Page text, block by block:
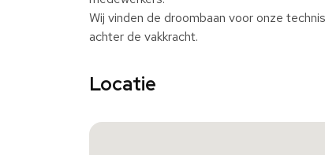
Wij vinden de droombaan voor onze
achter de vakkracht.
Locatie